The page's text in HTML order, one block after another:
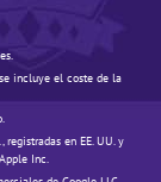
incluye el coste de la
en EE. UU. y
Inc.